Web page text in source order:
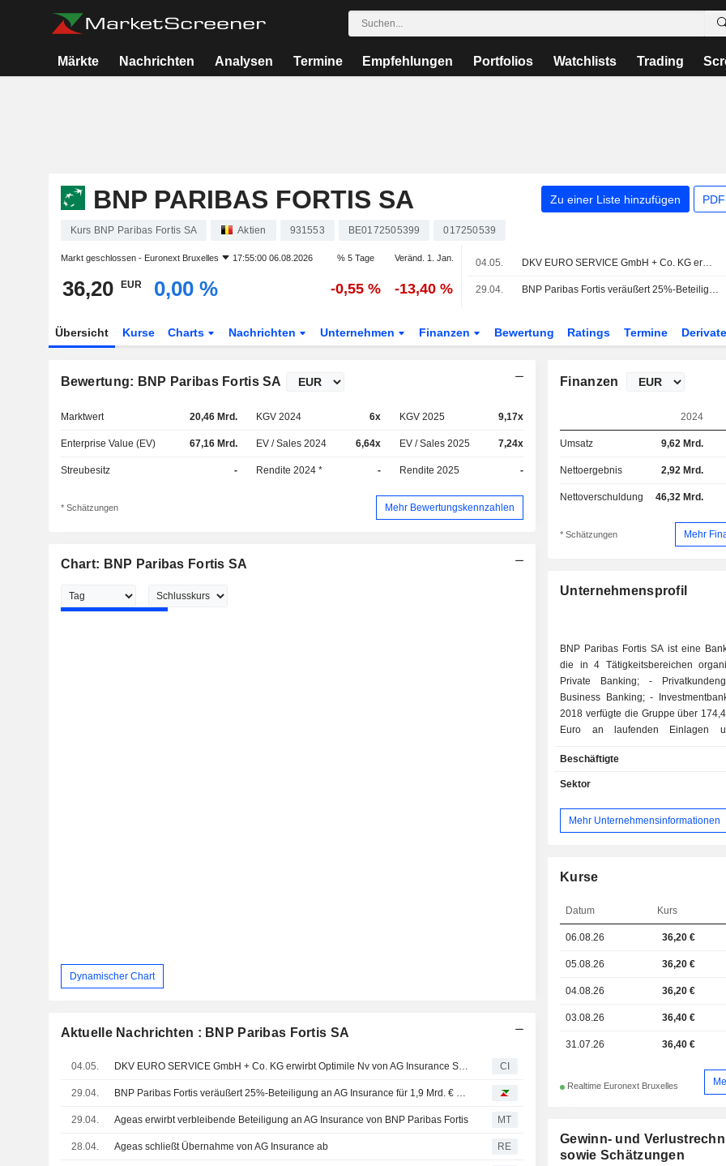
Märkte Nachrichten Analysen Termine Empfehlungen Portfolios Watchlists Trading
BNP PARIBAS FORTIS SA Zu einer Liste hinzufügen
Kurs BNP Paribas Fortis SA Aktien 931553 BE0172505399 017250539
Markt geschlossen - Euronext Bruxelles 17:55:00 06.08.2026 % 5 Tage Veränd. 1. Jan.
36,20 EUR 0,00 % -0,55 % -13,40 %
04.05. DKV EURO SERVICE GmbH + Co. KG erwirbt Optimile Nv von AG Insurance SA/NV und BNP Paribas Fortis SA (ENXTBR:017250539).
29.04. BNP Paribas Fortis veräußert 25%-Beteiligung an AG Insurance für 1,9 Mrd. € an Ageas
Übersicht Kurse Charts Nachrichten Unternehmen Finanzen Bewertung Ratings Termine Derivate
Bewertung: BNP Paribas Fortis SA
Marktwert 20,46 Mrd. KGV 2024 6x KGV 2025 9,17x
Enterprise Value (EV) 67,16 Mrd. EV / Sales 2024 6,64x EV / Sales 2025 7,24x
Streubesitz - Rendite 2024 * - Rendite 2025 -
* Schätzungen Mehr Bewertungskennzahlen
Chart: BNP Paribas Fortis SA
Dynamischer Chart
Aktuelle Nachrichten : BNP Paribas Fortis SA
04.05. DKV EURO SERVICE GmbH + Co. KG erwirbt Optimile Nv von AG Insurance SA/NV und BNP Paribas Fortis SA (ENXTBR:017250539). CI
29.04. BNP Paribas Fortis veräußert 25%-Beteiligung an AG Insurance für 1,9 Mrd. € an Ageas
29.04. Ageas erwirbt verbleibende Beteiligung an AG Insurance von BNP Paribas Fortis MT
28.04. Ageas schließt Übernahme von AG Insurance ab RE
Finanzen
2024
Umsatz 9,62 Mrd.
Nettoergebnis 2,92 Mrd.
Nettoverschuldung 46,32 Mrd.
* Schätzungen Mehr
Unternehmensprofil
BNP Paribas Fortis SA ist eine
die in 4 Tätigkeitsbereichen
Private Banking; - Privatkundengeschäft; -
Business Banking; - Investmentbanking. Ende
2018 verfügte die Gruppe über
Euro an laufenden Einlagen
Nettozinsertrag ist geografisch wie
Belgien (53,3%), Türkei (11,8%),
Deutschland (4,1%), Vereinigtes
(3,7%), Spanien (2,7%) und Sonstige
Beschäftigte
Sektor
Mehr Unternehmensinformationen
Kurse
Datum Kurs
06.08.26 36,20 €
05.08.26 36,20 €
04.08.26 36,20 €
03.08.26 36,40 €
31.07.26 36,40 €
Realtime Euronext Bruxelles
Gewinn- und
sowie Schätzungen